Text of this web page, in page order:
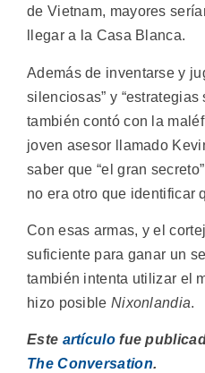
de Vietnam, mayores
llegar a la Casa Blanca.
Además de inventarse y
silenciosas” y
también contó con la
joven asesor llamado
saber que “el gran
no era otro que identificar
Con esas armas, y el
suficiente para ganar un
también intenta utilizar el
hizo posible Nixonlandia.
Este artículofue
The Conversation.